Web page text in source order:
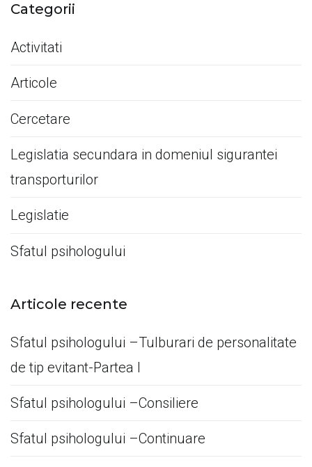
Categorii
Activitati
Articole
Cercetare
Legislatia secundara in domeniul sigurantei
transporturilor
Legislatie
Sfatul psihologului
Articole recente
Sfatul psihologului –Tulburari de personalitate
de tip evitant-Partea I
Sfatul psihologului –Consiliere
Sfatul psihologului –Continuare